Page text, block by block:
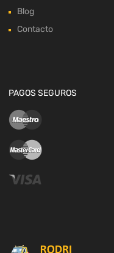
Blog
Contacto
PAGOS SEGUROS